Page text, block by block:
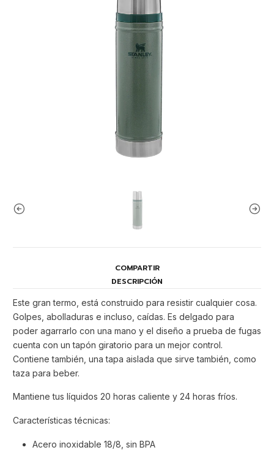
COMPARTIR
DESCRIPCIÓN
Este gran termo, está construido para resistir cualquier cosa.
Golpes, abolladuras e incluso, caídas. Es delgado para
poder agarrarlo con una mano y el diseño a prueba de fugas
cuenta con un tapón giratorio para un mejor control.
Contiene también, una tapa aislada que sirve también, como
taza para beber.
Mantiene tus líquidos 20 horas caliente y 24 horas fríos.
Características técnicas:
Acero inoxidable 18/8, sin BPA